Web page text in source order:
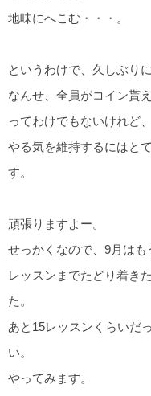
地味にへこむ・・・。
というわけで、久しぶり
なんせ、全員がコイン貰
ってわけでもないけれど、
やる気を維持するにはと
す。
頑張りますよー。
せっかくなので、9月は
レッスンまでたどり着き
た。
あと15レッスンくらいだ
い。
やってみます。